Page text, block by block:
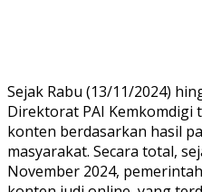
Sejak Rabu (13/11/2024)
Direktorat PAI Kemkomdigi
konten berdasarkan hasil
masyarakat. Secara total,
November 2024,